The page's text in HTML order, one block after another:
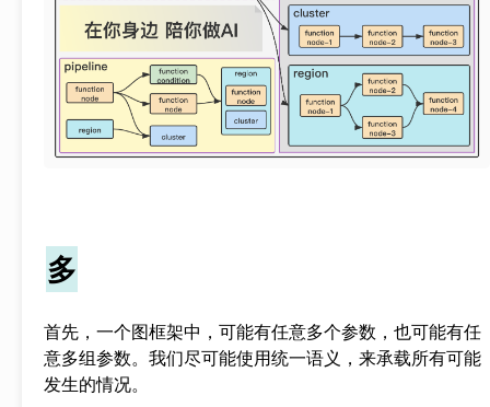
多
首先，一个图框架中，可能有任意多个参数，也可能有任
意多组参数。我们尽可能使用统一语义，来承载所有可能
发生的情况。